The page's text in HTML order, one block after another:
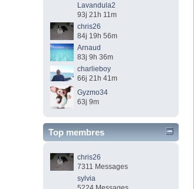
Lavandula2
93j 21h 11m
chris26
84j 19h 56m
Arnaud
83j 9h 36m
charlieboy
66j 21h 41m
Gyzmo34
63j 9m
Top membres
chris26
7311 Messages
sylvia